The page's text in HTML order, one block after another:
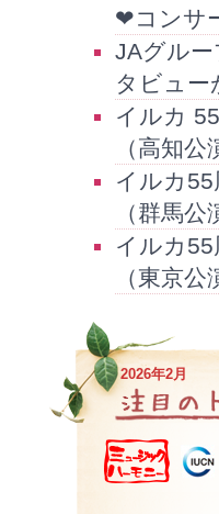
❤コンサ
JAグル
タビュー
イルカ
（高知
イルカ
（群馬公
イルカ
（東京
2026年2月